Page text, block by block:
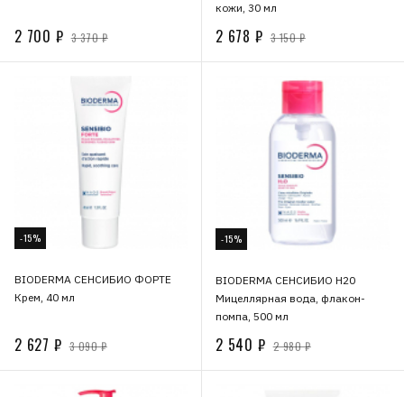
2 700 ₽ 3 370 ₽
кожи, 30 мл
2 678 ₽ 3 150 ₽
-15%
BIODERMA СЕНСИБИО ФОРТЕ
Крем, 40 мл
2 627 ₽ 3 090 ₽
-15%
BIODERMA СЕНСИБИО Н20
Мицеллярная вода, флакон-
помпа, 500 мл
2 540 ₽ 2 980 ₽